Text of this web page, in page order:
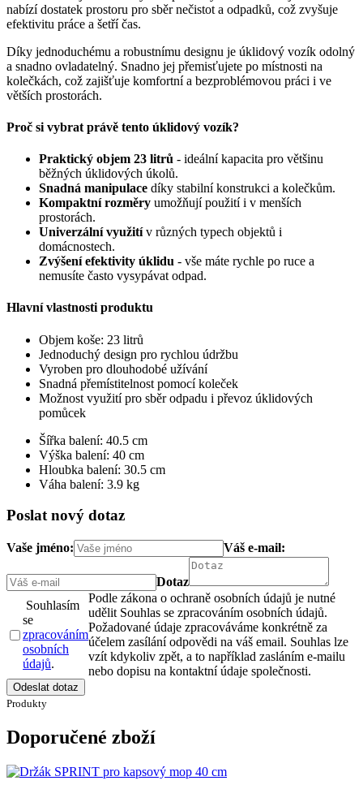
nabízí dostatek prostoru pro sběr nečistot a odpadků, což zvyšuje
efektivitu práce a šetří čas.
Díky jednoduchému a robustnímu designu je úklidový vozík odolný
a snadno ovladatelný. Snadno jej přemisťujete po místnosti na
kolečkách, což zajišťuje komfortní a bezproblémovou práci i ve
větších prostorách.
Proč si vybrat právě tento úklidový vozík?
Praktický objem 23 litrů - ideální kapacita pro většinu
běžných úklidových úkolů.
Snadná manipulace díky stabilní konstrukci a kolečkům.
Kompaktní rozměry umožňují použití i v menších
prostorách.
Univerzální využitív různých typech objektů i
domácnostech.
Zvýšení efektivity úklidu - vše máte rychle po ruce a
nemusíte často vysypávat odpad.
Hlavní vlastnosti produktu
Objem koše: 23 litrů
Jednoduchý design pro rychlou údržbu
Vyroben pro dlouhodobé užívání
Snadná přemístitelnost pomocí koleček
Možnost využití pro sběr odpadu i převoz úklidových
pomůcek
Šířka balení: 40.5 cm
Výška balení: 40 cm
Hloubka balení: 30.5 cm
Váha balení: 3.9 kg
Poslat nový dotaz
Vaše jméno: Váš e-mail:
Dotaz
Souhlasím
se
zpracováním
osobních
údajů.
Podle zákona o ochraně osobních údajů je nutné
udělit Souhlas se zpracováním osobních údajů.
Požadované údaje zpracováváme konkrétně za
účelem zasílání odpovědi na váš email. Souhlas lze
vzít kdykoliv zpět, a to například zasláním e-mailu
nebo dopisu na kontaktní údaje společnosti.
Odeslat dotaz
Produkty
Doporučené zboží